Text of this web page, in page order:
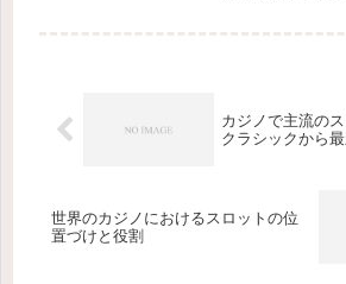
カジノで主流の
クラシックから
世界のカジノにおけるスロットの位
置づけと役割